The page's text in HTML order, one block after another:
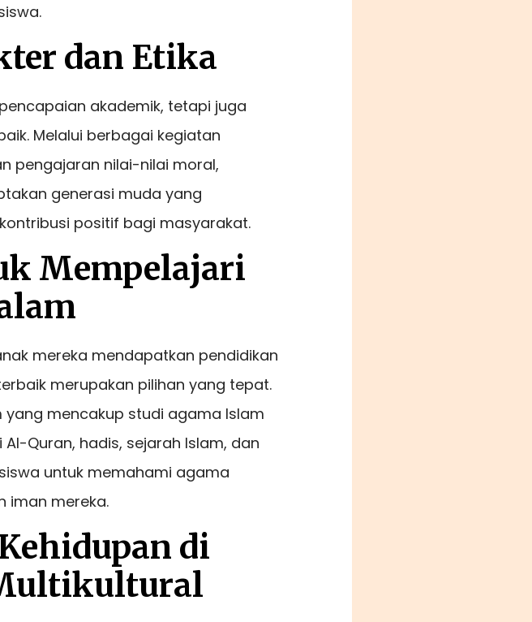
dan Etika
akademik, tetapi juga
Melalui berbagai kegiatan
pengajaran nilai-nilai moral,
generasi muda yang
positif bagi masyarakat.
Mempelajari
mereka mendapatkan pendidikan
merupakan pilihan yang tepat.
yang mencakup studi agama Islam
Quran, hadis, sejarah Islam, dan
untuk memahami agama
iman mereka.
di